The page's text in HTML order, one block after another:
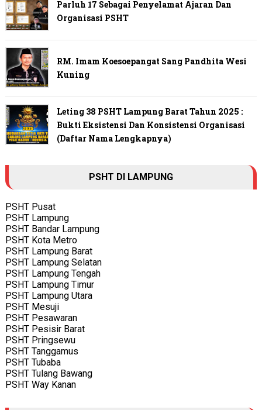
Parluh 17 Sebagai Penyelamat Ajaran Dan
Organisasi PSHT
RM. Imam Koesoepangat Sang Pandhita Wesi
Kuning
Leting 38 PSHT Lampung Barat Tahun 2025 :
Bukti Eksistensi Dan Konsistensi Organisasi
(Daftar Nama Lengkapnya)
PSHT DI LAMPUNG
PSHT Pusat
PSHT Lampung
PSHT Bandar Lampung
PSHT Kota Metro
PSHT Lampung Barat
PSHT Lampung Selatan
PSHT Lampung Tengah
PSHT Lampung Timur
PSHT Lampung Utara
PSHT Mesuji
PSHT Pesawaran
PSHT Pesisir Barat
PSHT Pringsewu
PSHT Tanggamus
PSHT Tubaba
PSHT Tulang Bawang
PSHT Way Kanan